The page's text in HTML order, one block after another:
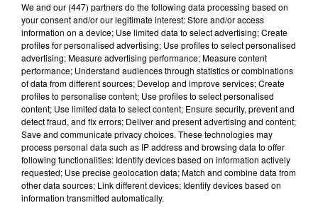
Lecture (4 min 24 sec)
100%
100% Radio les infos de l'Hérault
We and our (447) partnersdo the following data processing based on
your consent and/or our legitimate interest: Store and/or access
information on a device; Use limited data to select advertising; Create
profiles for personalised advertising; Use profiles to select personalised
advertising; Measure advertising performance; Measure content
performance; Understand audiences through statistics or combinations
of data from different sources; Develop and improve services; Create
profiles to personalise content; Use profiles to select personalised
content; Use limited data to select content; Ensure security, prevent and
detect fraud, and fix errors; Deliver and present advertising and content;
Save and communicate privacy choices. These technologies may
process personal data such as IP address and browsing data to offer
following functionalities: Identify devices based on information actively
requested; Use precise geolocation data; Match and combine data from
other data sources; Link different devices; Identify devices based on
information transmitted automatically.